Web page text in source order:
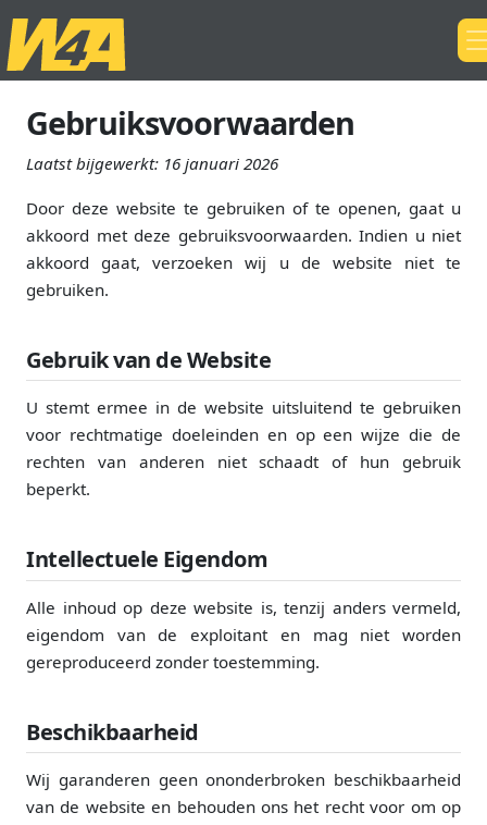
Gebruiksvoorwaarden
Laatst bijgewerkt: 16 januari 2026
Door deze website te gebruiken of te openen, gaat u
akkoord met deze gebruiksvoorwaarden. Indien u niet
akkoord gaat, verzoeken wij u de website niet te
gebruiken.
Gebruik van de Website
U stemt ermee in de website uitsluitend te gebruiken
voor rechtmatige doeleinden en op een wijze die de
rechten van anderen niet schaadt of hun gebruik
beperkt.
Intellectuele Eigendom
Alle inhoud op deze website is, tenzij anders vermeld,
eigendom van de exploitant en mag niet worden
gereproduceerd zonder toestemming.
Beschikbaarheid
Wij garanderen geen ononderbroken beschikbaarheid
van de website en behouden ons het recht voor om op